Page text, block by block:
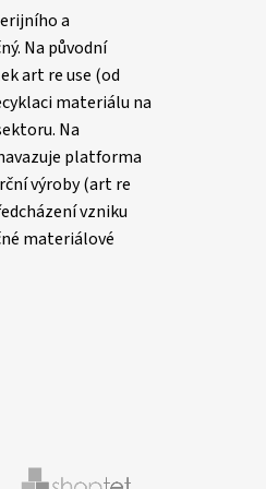
a
Na původní
art re use (od
materiálu na
Na
platforma
výroby (art re
vzniku
materiálové